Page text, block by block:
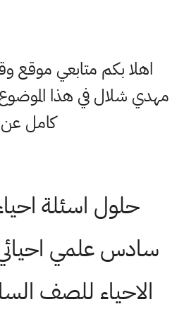
اهلا بكم متابعي موقع
مهدي شلال في هذا
كامل عن
حلول اسئلة
الاحياء للصف